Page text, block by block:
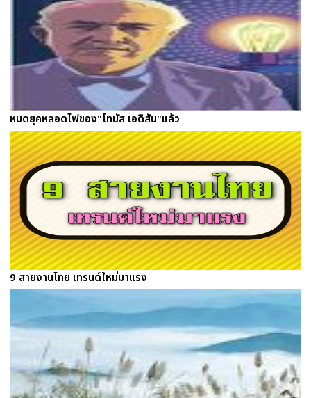
หมดยุคหลอดไฟของ"โทมัส เอดิสัน"แล้ว
9 สายงานไทย เทรนด์ใหม่มาแรง